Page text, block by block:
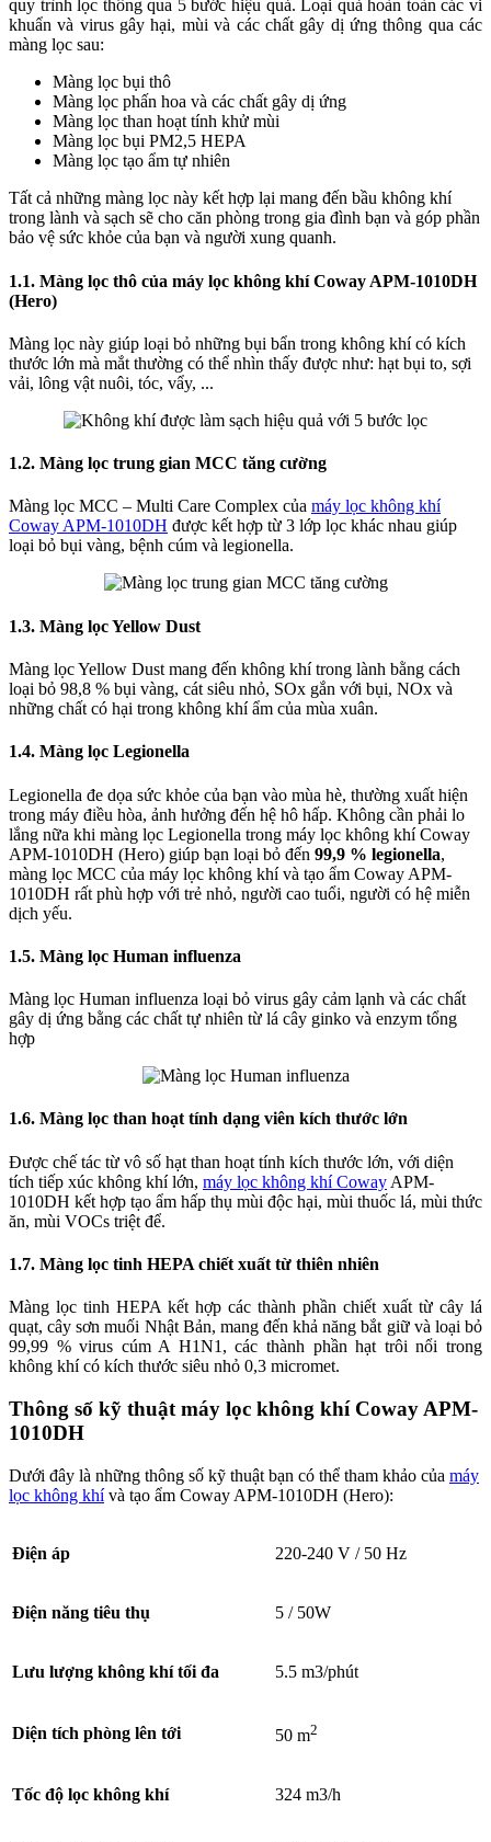
quy trình lọc thông qua 5 bước hiệu quả. Loại quả hoàn toàn các vi
khuẩn và virus gây hại, mùi và các chất gây dị ứng thông qua các
màng lọc sau:
Màng lọc bụi thô
Màng lọc phấn hoa và các chất gây dị ứng
Màng lọc than hoạt tính khử mùi
Màng lọc bụi PM2,5 HEPA
Màng lọc tạo ẩm tự nhiên
Tất cả những màng lọc này kết hợp lại mang đến bầu không khí
trong lành và sạch sẽ cho căn phòng trong gia đình bạn và góp phần
bảo vệ sức khỏe của bạn và người xung quanh.
1.1. Màng lọc thô của máy lọc không khí Coway APM-1010DH
(Hero)
Màng lọc này giúp loại bỏ những bụi bẩn trong không khí có kích
thước lớn mà mắt thường có thể nhìn thấy được như: hạt bụi to, sợi
vải, lông vật nuôi, tóc, vẩy, ...
1.2. Màng lọc trung gian MCC tăng cường
Màng lọc MCC – Multi Care Complex của máy lọc không khí
Coway APM-1010DH được kết hợp từ 3 lớp lọc khác nhau giúp
loại bỏ bụi vàng, bệnh cúm và legionella.
1.3. Màng lọc Yellow Dust
Màng lọc Yellow Dust mang đến không khí trong lành bằng cách
loại bỏ 98,8 % bụi vàng, cát siêu nhỏ, SOx gắn với bụi, NOx và
những chất có hại trong không khí ẩm của mùa xuân.
1.4. Màng lọc Legionella
Legionella đe dọa sức khỏe của bạn vào mùa hè, thường xuất hiện
trong máy điều hòa, ảnh hưởng đến hệ hô hấp. Không cần phải lo
lắng nữa khi màng lọc Legionella trong máy lọc không khí Coway
APM-1010DH (Hero) giúp bạn loại bỏ đến 99,9 % legionella,
màng lọc MCC của máy lọc không khí và tạo ẩm Coway APM-
1010DH rất phù hợp với trẻ nhỏ, người cao tuổi, người có hệ miễn
dịch yếu.
1.5. Màng lọc Human influenza
Màng lọc Human influenza loại bỏ virus gây cảm lạnh và các chất
gây dị ứng bằng các chất tự nhiên từ lá cây ginko và enzym tổng
hợp
1.6. Màng lọc than hoạt tính dạng viên kích thước lớn
Được chế tác từ vô số hạt than hoạt tính kích thước lớn, với diện
tích tiếp xúc không khí lớn, máy lọc không khí Coway APM-
1010DH kết hợp tạo ẩm hấp thụ mùi độc hại, mùi thuốc lá, mùi thức
ăn, mùi VOCs triệt để.
1.7. Màng lọc tinh HEPA chiết xuất từ thiên nhiên
Màng lọc tinh HEPA kết hợp các thành phần chiết xuất từ cây lá
quạt, cây sơn muối Nhật Bản, mang đến khả năng bắt giữ và loại bỏ
99,99 % virus cúm A H1N1, các thành phần hạt trôi nổi trong
không khí có kích thước siêu nhỏ 0,3 micromet.
Thông số kỹ thuật máy lọc không khí Coway APM-
1010DH
Dưới đây là những thông số kỹ thuật bạn có thể tham khảo của máy
lọc không khívà tạo ẩm Coway APM-1010DH (Hero):
Điện áp 220-240 V / 50 Hz
Điện năng tiêu thụ 5 / 50W
Lưu lượng không khí tối đa 5.5 m3/phút
Diện tích phòng lên tới 50 m2
Tốc độ lọc không khí 324 m3/h